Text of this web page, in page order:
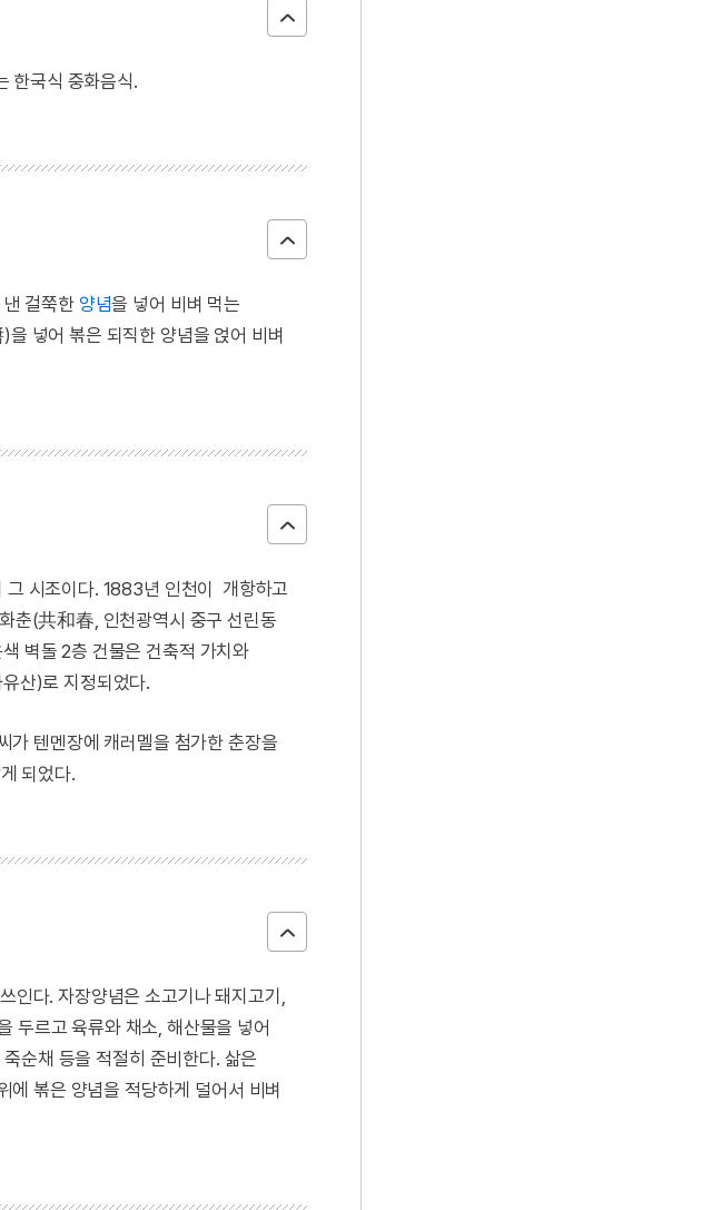
한국식 중화음식.
걸쭉한 양념을 넣어 비벼 먹는
넣어 볶은 되직한 양념을 얹어 비벼
시조이다. 1883년 인천이 개항하고
춘(共和春, 인천광역시 중구 선린동
벽돌 2층 건물은 건축적 가치와
산)로 지정되었다.
가 텐멘장에 캐러멜을 첨가한 춘장을
되었다.
인다. 자장양념은 소고기나 돼지고기,
두르고 육류와 채소, 해산물을 넣어
순채 등을 적절히 준비한다. 삶은
에 볶은 양념을 적당하게 덜어서 비벼